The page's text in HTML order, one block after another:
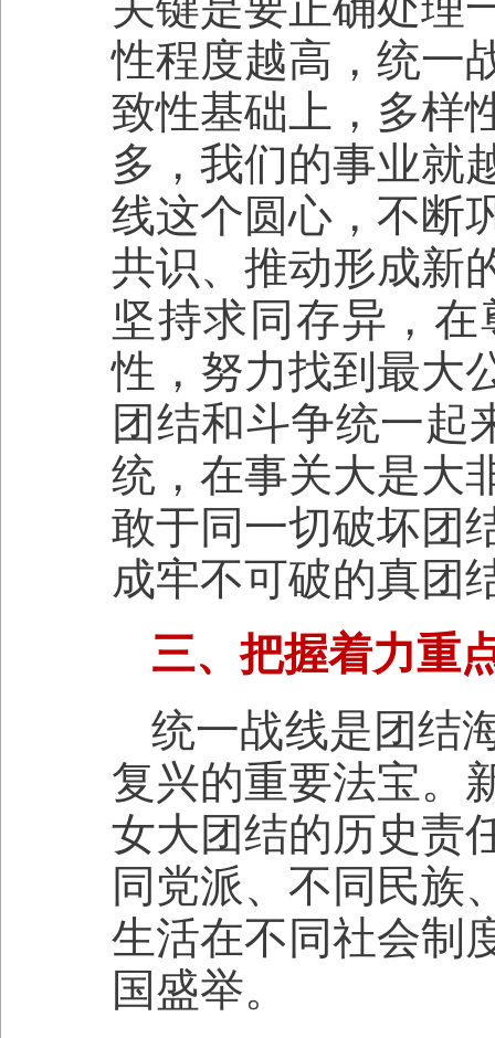
性程度越高，统一
致性基础上，多样
多，我们的事业就
线这个圆心，不断
共识、推动形成新
坚持求同存异，
性，努力找到最大
团结和斗争统一
统，在事关大是大
敢于同一切破坏团
成牢不可破的真团
三、把握着力重
统一战线是团结
复兴的重要法宝。
女大团结的历史责
同党派、不同民族
生活在不同社会制
国盛举。